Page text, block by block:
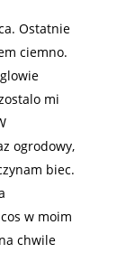
Ostatnie
ciemno.
mi
ogrodowy,
biec.
w moim
chwile